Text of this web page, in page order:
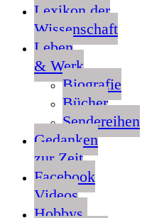
Lexikon der
Wissenschaft
Leben
& Werk
Biografie
Bücher
Sendereihen
Gedanken
zur Zeit
Facebook
Videos
Hobbys,